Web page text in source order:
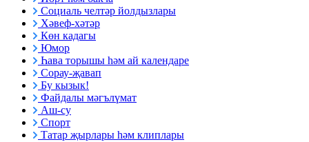
Социаль челтәр йолдызлары
Хәвеф-хәтәр
Көн кадагы
Юмор
Һава торышы һәм ай календаре
Сорау-җавап
Бу кызык!
Файдалы мәгълүмат
Аш-су
Спорт
Татар җырлары һәм клиплары